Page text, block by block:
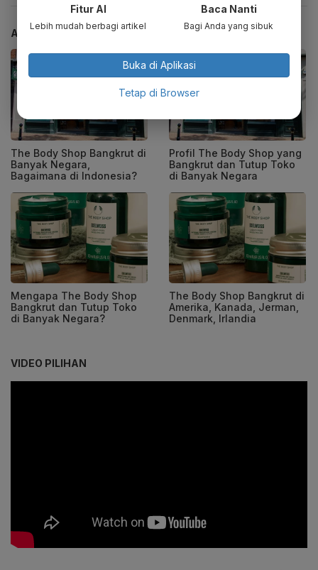
ARTIKEL TERKAIT
The Body Shop Bangkrut di
Banyak Negara,
Bagaimana di Indonesia?
Profil The Body Shop yang
Bangkrut dan Tutup Toko
di Banyak Negara
Mengapa The Body Shop
Bangkrut dan Tutup Toko
di Banyak Negara?
The Body Shop Bangkrut di
Amerika, Kanada, Jerman,
Denmark, Irlandia
VIDEO PILIHAN
Fitur AI
Lebih mudah berbagi artikel
Baca Nanti
Bagi Anda yang sibuk
Buka di Aplikasi
Tetap di Browser